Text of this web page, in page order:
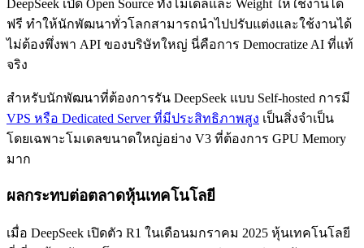
DeepSeek เปิด Open Source ทั้งโมเดลและ Weight ให้ใช้งานได้
ฟรี ทำให้นักพัฒนาทั่วโลกสามารถนำไปปรับแต่งและใช้งานได้
ไม่ต้องพึ่งพา API ของบริษัทใหญ่ นี่คือการ Democratize AI ที่แท้
จริง
สำหรับนักพัฒนาที่ต้องการรัน DeepSeek แบบ Self-hosted การมี
VPS หรือ Dedicated Server ที่มีประสิทธิภาพสูง เป็นสิ่งจำเป็น
โดยเฉพาะโมเดลขนาดใหญ่อย่าง V3 ที่ต้องการ GPU Memory
มาก
ผลกระทบต่อตลาดหุ้นเทคโนโลยี
เมื่อ DeepSeek เปิดตัว R1 ในเดือนมกราคม 2025 หุ้นเทคโนโลยี